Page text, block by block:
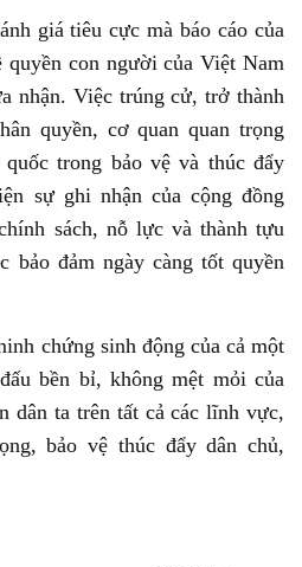
giá tiêu cực mà báo cáo của
con người của Việt Nam
nhận. Việc trúng cử, trở thành
quyền, cơ quan quan trọng
trong bảo vệ và thúc đẩy
sự ghi nhận của cộng đồng
sách, nỗ lực và thành tựu
bảo đảm ngày càng tốt quyền
chứng sinh động của cả một
bền bỉ, không mệt mỏi của
dân ta trên tất cả các lĩnh vực,
bảo vệ thúc đẩy dân chủ,